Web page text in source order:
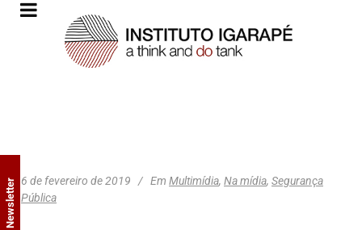
6 de fevereiro de 2019 Em Multimídia, Na mídia, Segurança
Pública
Newsletter